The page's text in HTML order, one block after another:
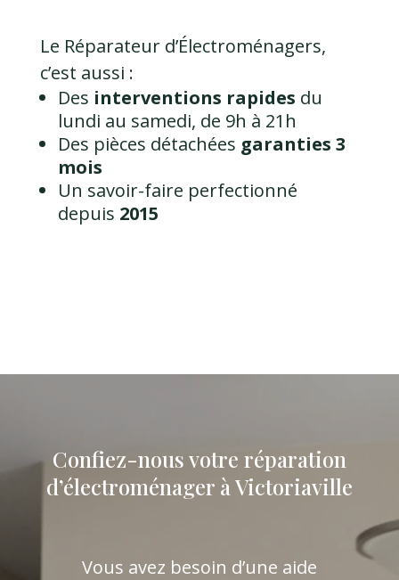
Le Réparateur d’Électroménagers,
c’est aussi :
Des interventions rapides du
lundi au samedi, de 9h à 21h
Des pièces détachées garanties 3
mois
Un savoir-faire perfectionné
depuis 2015
Confiez-nous votre réparation
d’électroménager à Victoriaville
Vous avez besoin d’une aide